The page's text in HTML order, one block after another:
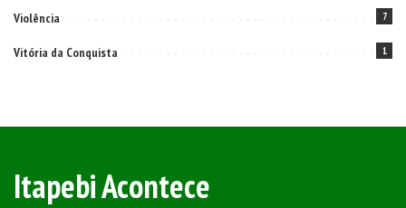
Violência 7
Vitória da Conquista 1
Itapebi Acontece